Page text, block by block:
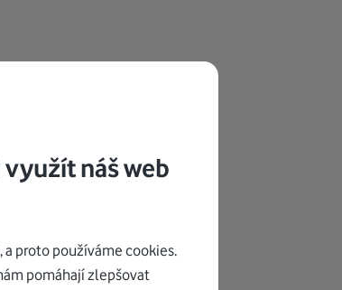
náš web
proto používáme cookies.
pomáhají zlepšovat